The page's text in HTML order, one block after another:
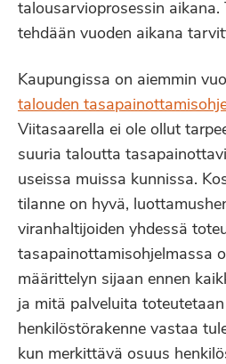
talousarvioprosessin aikana.
tehdään vuoden aikana
Kaupungissa on aiemmin
talouden
Viitasaarella ei ole ollut
suuria taloutta
useissa muissa kunnissa.
tilanne on hyvä,
viranhaltijoiden yhdessä
tasapainottamisohjelmassa
määrittelyn sijaan ennen
ja mitä palveluita
henkilöstörakenne vastaa
kun merkittävä osuus